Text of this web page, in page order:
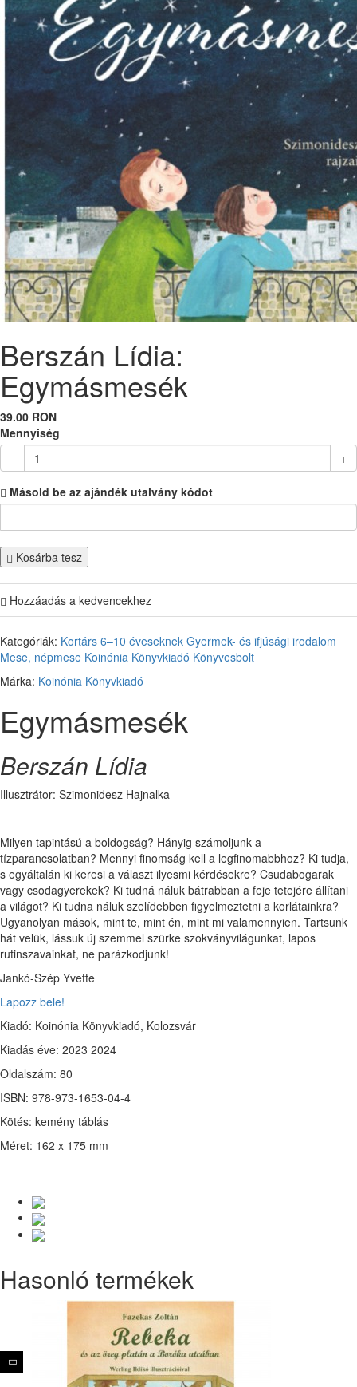
Berszán Lídia:
Egymásmesék
39.00 RON
Mennyiség
-
+
Másold be az ajándék utalvány kódot
Kosárba tesz
Hozzáadás a kedvencekhez
Kategóriák: Kortárs 6–10 éveseknek Gyermek- és ifjúsági irodalom
Mese, népmese Koinónia Könyvkiadó Könyvesbolt
Márka: Koinónia Könyvkiadó
Egymásmesék
Berszán Lídia
Illusztrátor: Szimonidesz Hajnalka
Milyen tapintású a boldogság? Hányig számoljunk a
tízparancsolatban? Mennyi finomság kell a legfinomabbhoz? Ki tudja,
s egyáltalán ki keresi a választ ilyesmi kérdésekre? Csudabogarak
vagy csodagyerekek? Ki tudná náluk bátrabban a feje tetejére állítani
a világot? Ki tudna náluk szelídebben figyelmeztetni a korlátainkra?
Ugyanolyan mások, mint te, mint én, mint mi valamennyien. Tartsunk
hát velük, lássuk új szemmel szürke szokványvilágunkat, lapos
rutinszavainkat, ne parázkodjunk!
Jankó-Szép Yvette
Lapozz bele!
Kiadó: Koinónia Könyvkiadó, Kolozsvár
Kiadás éve: 2023 2024
Oldalszám: 80
ISBN: 978-973-1653-04-4
Kötés: kemény táblás
Méret: 162 x 175 mm
Hasonló termékek